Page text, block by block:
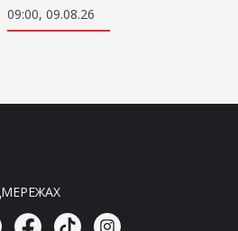
09:00, 09.08.26
втрат за добу
08:30, 09.08.26